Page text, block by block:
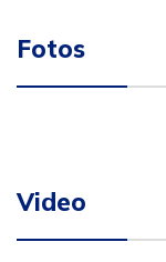
Fotos
Video